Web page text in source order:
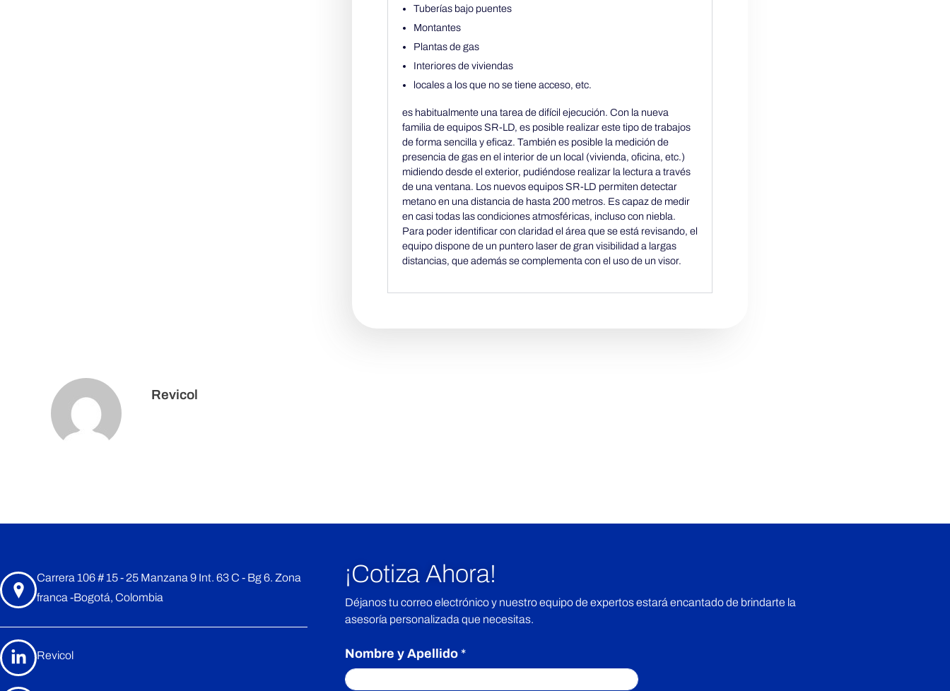
Tuberías bajo puentes
Montantes
Plantas de gas
Interiores de viviendas
locales a los que no se tiene acceso, etc.
es habitualmente una tarea de difícil ejecución. Con la nueva
familia de equipos SR-LD, es posible realizar este tipo de trabajos
de forma sencilla y eficaz. También es posible la medición de
presencia de gas en el interior de un local (vivienda, oficina, etc.)
midiendo desde el exterior, pudiéndose realizar la lectura a través
de una ventana. Los nuevos equipos SR-LD permiten detectar
metano en una distancia de hasta 200 metros. Es capaz de medir
en casi todas las condiciones atmosféricas, incluso con niebla.
Para poder identificar con claridad el área que se está revisando, el
equipo dispone de un puntero laser de gran visibilidad a largas
distancias, que además se complementa con el uso de un visor.
Revicol
Carrera 106 # 15 - 25 Manzana 9 Int. 63 C - Bg 6. Zona
franca -Bogotá, Colombia
Revicol
¡Cotiza Ahora!
Déjanos tu correo electrónico y nuestro equipo de expertos estará encantado de brindarte la
asesoría personalizada que necesitas.
Nombre y Apellido *